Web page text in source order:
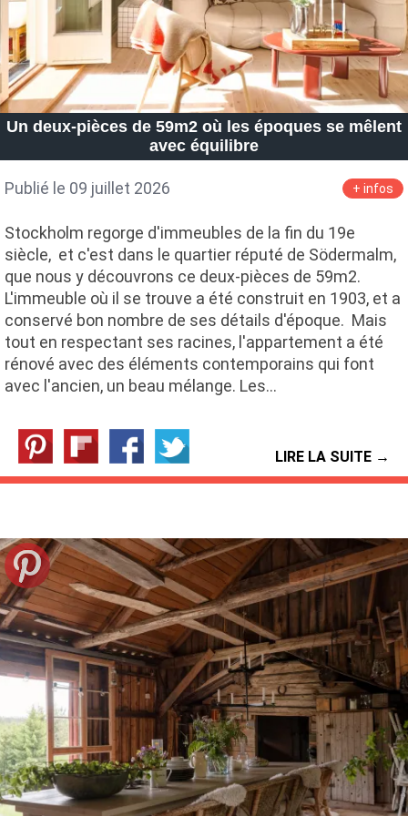
Un deux-pièces de 59m2 où les époques se mêlent
avec équilibre
Publié le 09 juillet 2026 + infos
Stockholm regorge d'immeubles de la fin du 19e
siècle, et c'est dans le quartier réputé de Södermalm,
que nous y découvrons ce deux-pièces de 59m2.
L'immeuble où il se trouve a été construit en 1903, et a
conservé bon nombre de ses détails d'époque. Mais
tout en respectant ses racines, l'appartement a été
rénové avec des éléments contemporains qui font
avec l'ancien, un beau mélange. Les…
LIRE LA SUITE →